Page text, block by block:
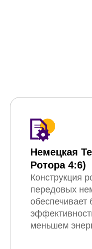
Немецкая
Ротора 4:6)
Конструкция
передовых
меньшем